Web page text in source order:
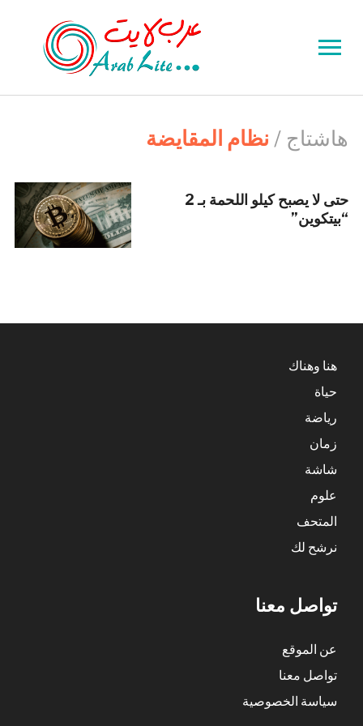
Toggle
navigationهاشتاج / نظام المقايضة
حتى لا يصبح كيلو اللحمة بـ 2
“بيتكوين”
هنا وهناك
حياة
رياضة
زمان
شاشة
علوم
المتحف
نرشح لك
تواصل معنا
عن الموقع
تواصل معنا
سياسة الخصوصية